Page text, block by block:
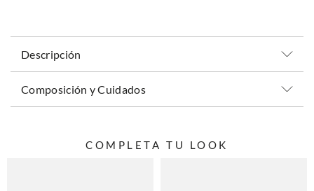
Descripción
Composición y Cuidados
COMPLETA TU LOOK